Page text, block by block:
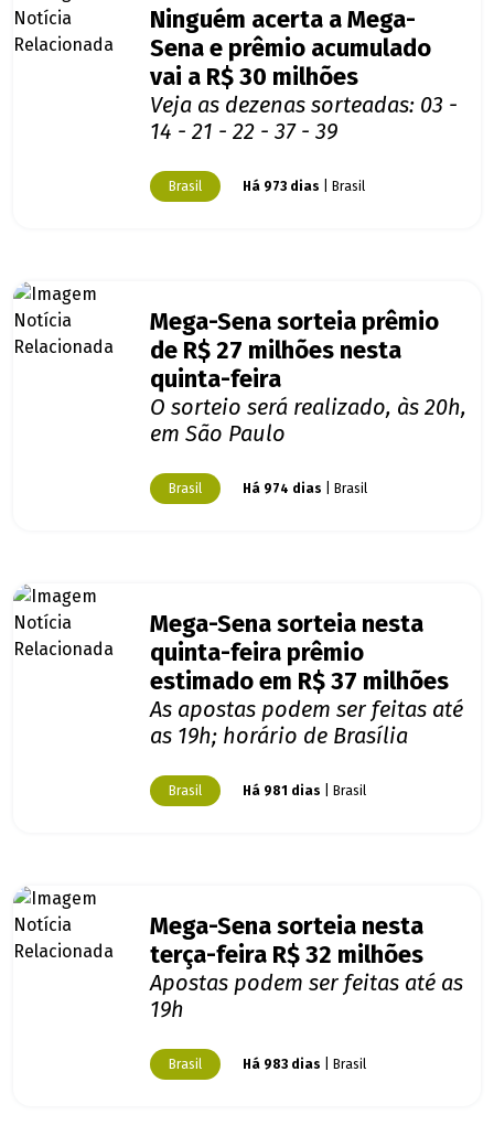
Ninguém acerta a Mega-
Sena e prêmio acumulado
vai a R$ 30 milhões
Veja as dezenas sorteadas: 03 -
14 - 21 - 22 - 37 - 39
Brasil Há 973 dias | Brasil
Mega-Sena sorteia prêmio
de R$ 27 milhões nesta
quinta-feira
O sorteio será realizado, às 20h,
em São Paulo
Brasil Há 974 dias | Brasil
Mega-Sena sorteia nesta
quinta-feira prêmio
estimado em R$ 37 milhões
As apostas podem ser feitas até
as 19h; horário de Brasília
Brasil Há 981 dias | Brasil
Mega-Sena sorteia nesta
terça-feira R$ 32 milhões
Apostas podem ser feitas até as
19h
Brasil Há 983 dias | Brasil